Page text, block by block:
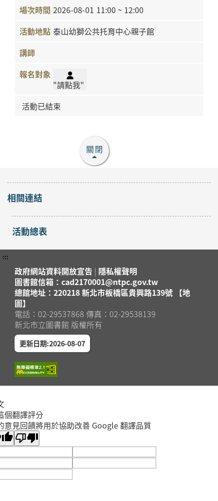
2026-08-01 11:00 ~ 12:00
泰山幼獅公共托育中心親子館
"請點我"
活動已結束
關閉
相關連結
活動總表
:::
政府網站資料開放宣告 | 隱私權聲明
圖書館信箱：cad2170001@ntpc.gov.tw
總館地址：220218 新北市板橋區貴興路139號 【地
圖】
電話：02-29537868 傳真：02-29538139
新北市立圖書館 版權所有
更新日期:2026-08-07
個翻譯評分
意見回饋將用於協助改善 Google 翻譯品質